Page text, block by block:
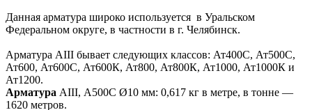
Данная арматура широко используется в Уральском
Федеральном округе, в частности в г. Челябинск.
Арматура АIII бывает следующих классов: Ат400С, Ат500С,
Ат600, Ат600С, Ат600К, Ат800, Ат800К, Ат1000, Ат1000К и
Ат1200.
Арматура АIII, А500С Ø10 мм: 0,617 кг в метре, в тонне —
1620 метров.